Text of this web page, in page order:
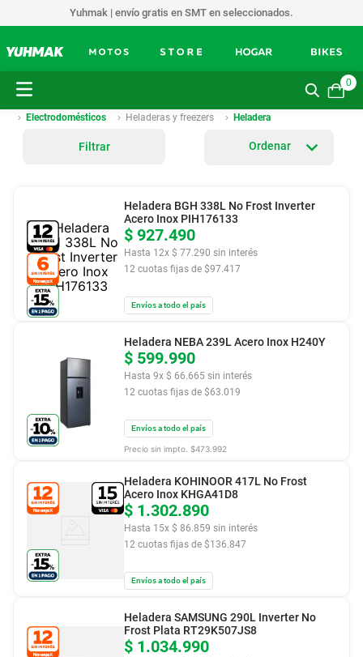
Yuhmak | envío gratis en SMT en seleccionados.
0
Electrodomésticos Heladeras y freezers Heladera
Filtrar
$ 927.490
Hasta 12x $ 77.290 sin interés
12 cuotas fijas de $97.417
Heladera BGH 338L No Frost Inverter
Acero Inox PIH176133
Envíos a todo el país
$ 599.990
Hasta 9x $ 66.665 sin interés
12 cuotas fijas de $63.019
Heladera NEBA 239L Acero Inox H240Y
Envíos a todo el país
Precio sin impto. $473.992
$ 1.302.890
Hasta 15x $ 86.859 sin interés
12 cuotas fijas de $136.847
Heladera KOHINOOR 417L No Frost
Acero Inox KHGA41D8
Envíos a todo el país
$ 1.034.990
Heladera SAMSUNG 290L Inverter No
Frost Plata RT29K507JS8